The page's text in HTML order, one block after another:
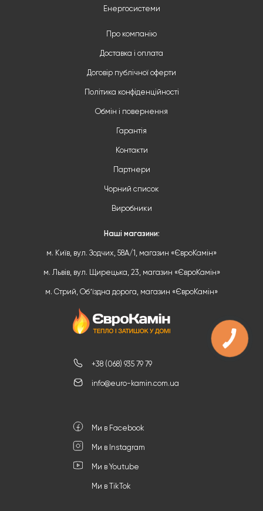
+38 (068) 935 79 79
info@euro-kamin.com.ua
Ми в Facebook
Ми в Instagram
Ми в Youtube
Ми в TikTok
Енергосистеми
Про компанію
Доставка і оплата
Договір публічної оферти
Політика конфіденційності
Обмін і повернення
Гарантія
Контакти
Партнери
Чорний список
Виробники
Наші магазини:
м. Київ, вул. Зодчих, 58А/1, магазин «ЄвроКамін»
м. Львів, вул. Щирецька, 23, магазин «ЄвроКамін»
м. Стрий, Обʼїздна дорога, магазин «ЄвроКамін»